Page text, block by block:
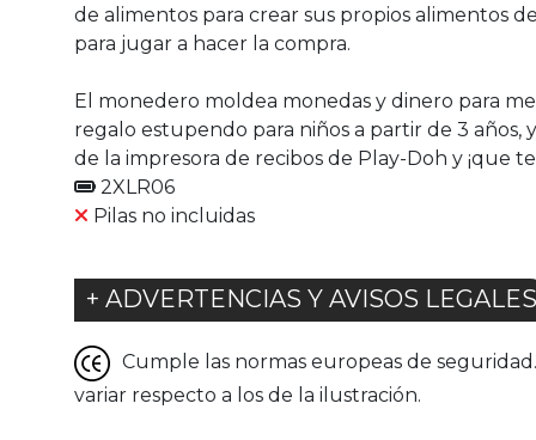
de alimentos para crear sus propios alimentos
para jugar a hacer la compra.
El monedero moldea monedas y dinero para
regalo estupendo para niños a partir de 3
de la impresora de recibos de Play-Doh y ¡que
2XLR06
Pilas no incluidas
+ ADVERTENCIAS Y AVISOS LEGALES
Cumple las normas europeas de
variar respecto a los de la ilustración.